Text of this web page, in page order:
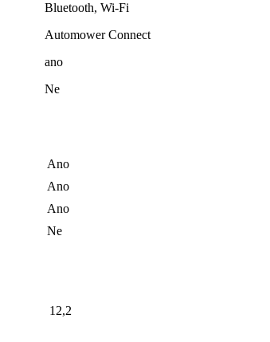
Bluetooth, Wi-Fi
Automower Connect
ano
Ne
Ano
Ano
Ano
Ne
12,2